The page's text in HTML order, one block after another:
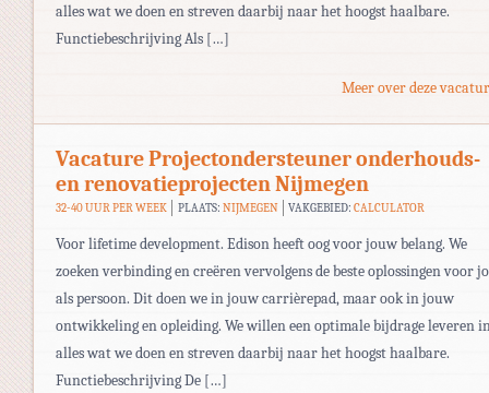
alles wat we doen en streven daarbij naar het hoogst haalbare.
Functiebeschrijving Als […]
Meer over deze
Vacature Projectondersteuner onderhouds-
en renovatieprojecten Nijmegen
32-40 UUR PER WEEK PLAATS: NIJMEGEN VAKGEBIED:CALCULATOR
Voor lifetime development. Edison heeft oog voor jouw belang. We
zoeken verbinding en creëren vervolgens de beste oplossingen voor
als persoon. Dit doen we in jouw carrièrepad, maar ook in jouw
ontwikkeling en opleiding. We willen een optimale bijdrage leveren
alles wat we doen en streven daarbij naar het hoogst haalbare.
Functiebeschrijving De […]